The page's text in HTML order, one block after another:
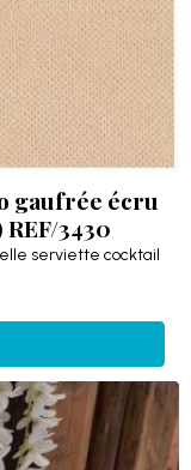
gaufrée écru
REF/3430
serviette cocktail